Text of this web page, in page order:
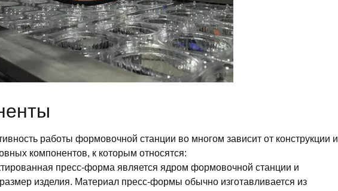
работы формовочной станции во многом зависит от конструкции и
компонентов, к которым относятся:
пресс-форма является ядром формовочной станции и
изделия. Материал пресс-формы обычно изготавливается из